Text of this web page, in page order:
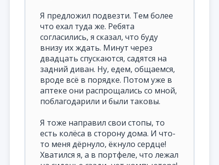
Я предложил подвезти. Тем более
что ехал туда же. Ребята
согласились, я сказал, что буду
внизу их ждать. Минут через
двадцать спускаются, садятся на
задний диван. Ну, едем, общаемся,
вроде всё в порядке. Потом уже в
аптеке они распрощались со мной,
поблагодарили и были таковы.
Я тоже направил свои стопы, то
есть колёса в сторону дома. И что-
то меня дёрнуло, ёкнуло сердце!
Хватился я, а в портфеле, что лежал